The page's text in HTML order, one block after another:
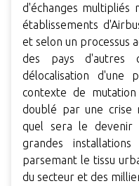
d'échanges multipliés
établissements
et selon un processus
des pays d'autres
délocalisation d'une
contexte de mutation
doublé par une crise
quel sera le devenir
grandes
parsemant le tissu
du secteur et des